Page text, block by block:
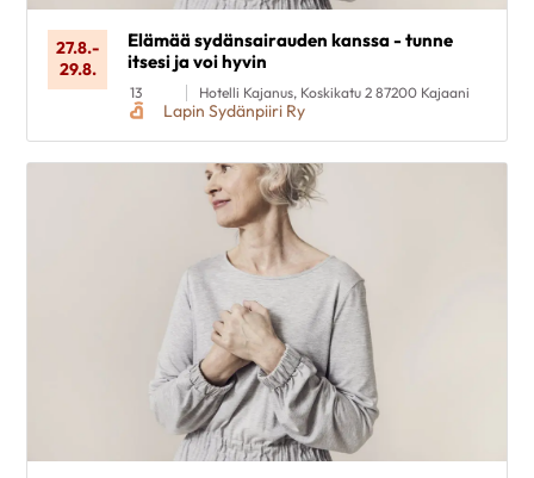
Poista valinnat
27.8.-
29.8.
Elämää sydänsairauden kanssa - tunne
itsesi ja voi hyvin
13 Hotelli Kajanus, Koskikatu 2 87200 Kajaani
Lapin Sydänpiiri Ry